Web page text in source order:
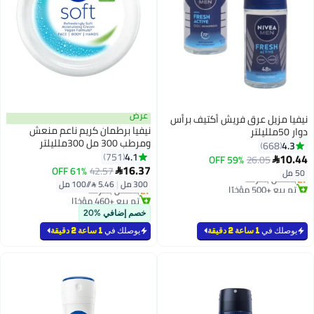
نيفيا مزيل عرق فريش أكتيف برأس
دوار 50ملليلتر
4.3
668
10.44
26.05
59% OFF
50 ملأقل سعر في 7 يوم
بتخلّص بسرعة
تم بيع +500 مؤخرًا
يوصلك في 1 ساعة 2 دقيقة
عرض
نيفيا برطمان كريم ناعم منعش
ومرطب 300 مل 300ملليلتر
4.1
751
16.37
42.57
61% OFF
300 مل |
#4 في الجسم
أقل سعر في 30 يوم
بتخلّص بسرعة
تم بيع +460 مؤخرًا
#4 في الجسم
خصم إضافي %20
يوصلك في 1 ساعة 2 دقيقة